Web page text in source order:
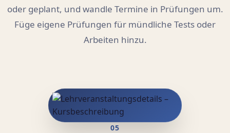
oder geplant, und wandle Termine in Prüfungen um.
Füge eigene Prüfungen für mündliche Tests oder
Arbeiten hinzu.
05